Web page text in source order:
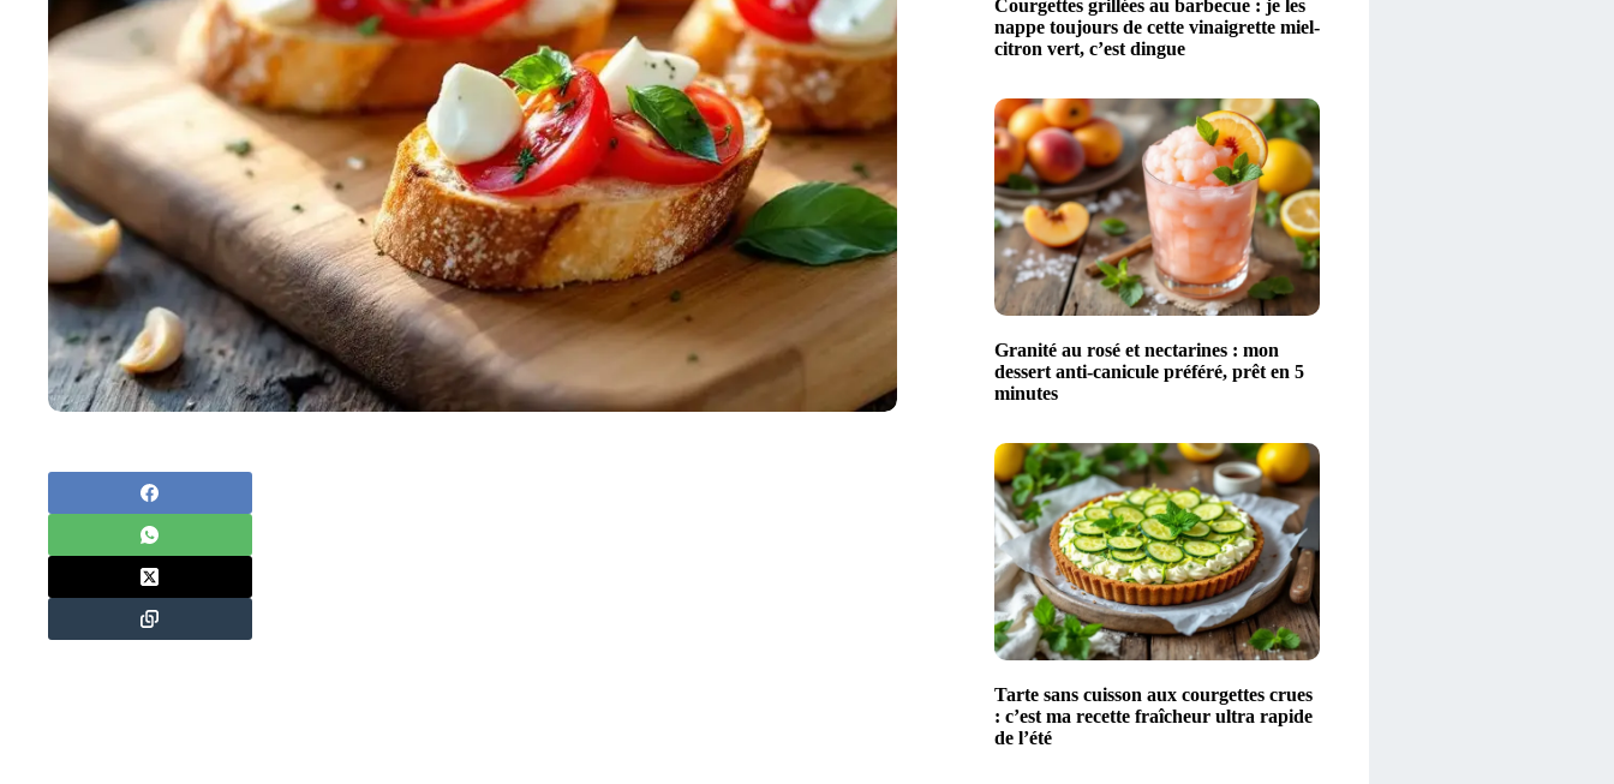
Courgettes grillées au barbecue : je les
nappe toujours de cette vinaigrette miel-
citron vert, c’est dingue
Granité au rosé et nectarines : mon
dessert anti-canicule préféré, prêt en 5
minutes
Tarte sans cuisson aux courgettes crues
: c’est ma recette fraîcheur ultra rapide
de l’été